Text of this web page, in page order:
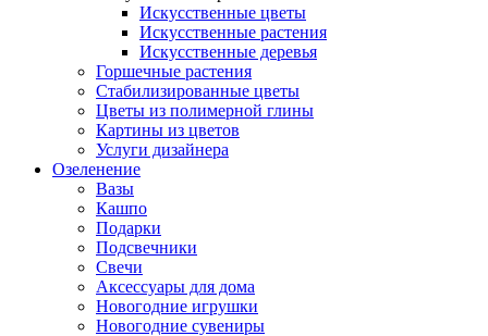
Искусственные цветы
Искусственные растения
Искусственные деревья
Горшечные растения
Стабилизированные цветы
Цветы из полимерной глины
Картины из цветов
Услуги дизайнера
Озеленение
Вазы
Кашпо
Подарки
Подсвечники
Свечи
Аксессуары для дома
Новогодние игрушки
Новогодние сувениры